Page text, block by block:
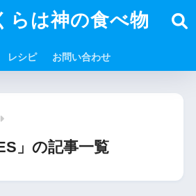
らは神の食べ物
レシピ お問い合わせ
」の記事一覧